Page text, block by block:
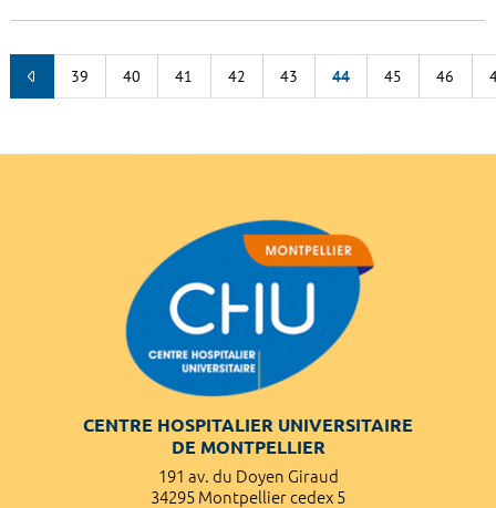
39 40 41 42 43 44 45 46
CENTRE HOSPITALIER UNIVERSITAIRE
DE MONTPELLIER
191 av. du Doyen Giraud
34295 Montpellier cedex 5